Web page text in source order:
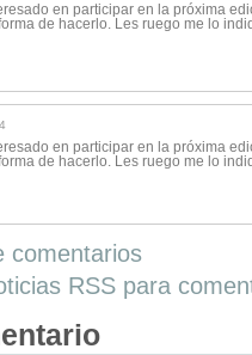
en participar en la próxima
de hacerlo. Les ruego me lo
en participar en la próxima
de hacerlo. Les ruego me lo
comentarios
RSS para